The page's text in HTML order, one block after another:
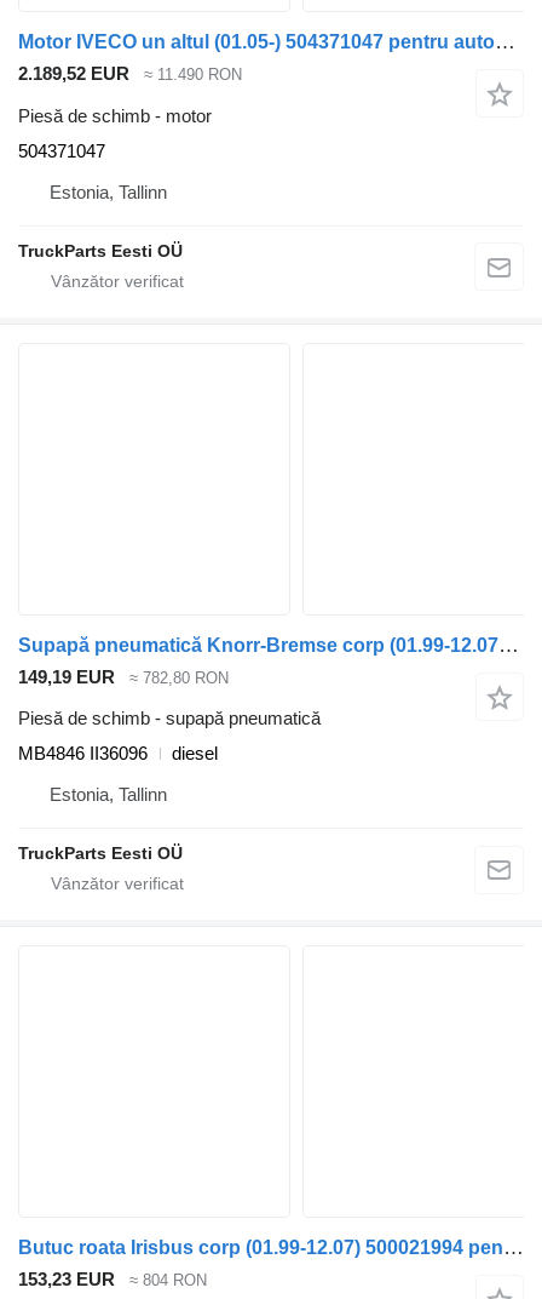
Motor IVECO un altul (01.05-) 504371047 pentru autobuz Irisbus Access, Evadys, Axer, Karosa, Recreo, Domino, Agora, Citelis, Eurorider (1999-)
2.189,52 EUR ≈ 11.490 RON
Piesă de schimb - motor
504371047
Estonia, Tallinn
TruckParts Eesti OÜ
Supapă pneumatică Knorr-Bremse corp (01.99-12.07) MB4846 II36096 pentru autobuz Irisbus Access, Evadys, Axer, Karosa, Recreo, Domino, Agora, Citelis, Eurorider (1999-)
149,19 EUR ≈ 782,80 RON
Piesă de schimb - supapă pneumatică
MB4846 II36096
diesel
Estonia, Tallinn
TruckParts Eesti OÜ
Butuc roata Irisbus corp (01.99-12.07) 500021994 pentru autobuz Irisbus Access, Evadys, Axer, Karosa, Recreo, Domino, Agora, Citelis, Eurorider (1999-)
153,23 EUR ≈ 804 RON